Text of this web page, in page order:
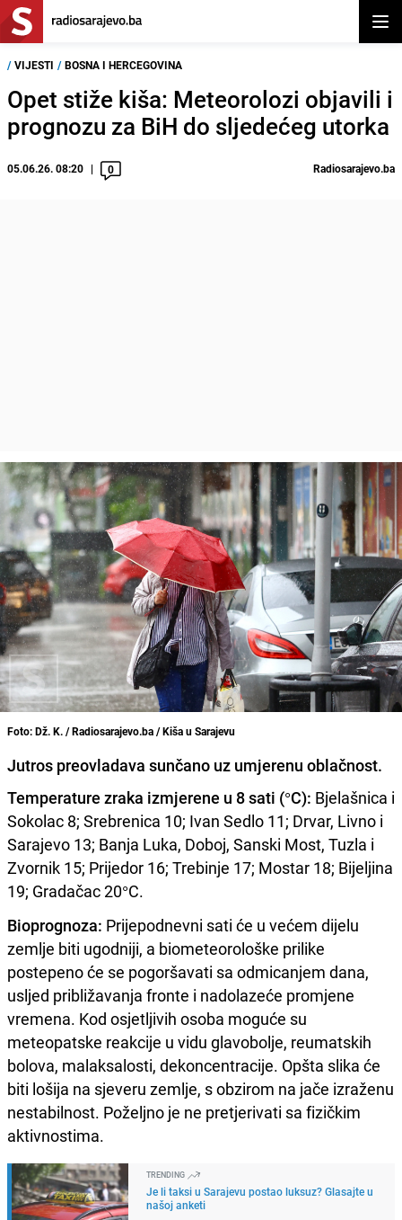
/ VIJESTI / BOSNA I HERCEGOVINA
Opet stiže kiša: Meteorolozi objavili i
prognozu za BiH do sljedećeg utorka
05.06.26. 08:20 0 Radiosarajevo.ba
Foto: Dž. K. / Radiosarajevo.ba / Kiša u Sarajevu
Jutros preovladava sunčano uz umjerenu oblačnost.
Temperature zraka izmjerene u 8 sati (°C): Bjelašnica i
Sokolac 8; Srebrenica 10; Ivan Sedlo 11; Drvar, Livno i
Sarajevo 13; Banja Luka, Doboj, Sanski Most, Tuzla i
Zvornik 15; Prijedor 16; Trebinje 17; Mostar 18; Bijeljina
19; Gradačac 20°C.
Bioprognoza: Prijepodnevni sati će u većem dijelu
zemlje biti ugodniji, a biometeorološke prilike
postepeno će se pogoršavati sa odmicanjem dana,
usljed približavanja fronte i nadolazeće promjene
vremena. Kod osjetljivih osoba moguće su
meteopatske reakcije u vidu glavobolje, reumatskih
bolova, malaksalosti, dekoncentracije. Opšta slika će
biti lošija na sjeveru zemlje, s obzirom na jače izraženu
nestabilnost. Poželjno je ne pretjerivati sa fizičkim
aktivnostima.
TRENDING
Je li taksi u Sarajevu postao luksuz? Glasajte u
našoj anketi